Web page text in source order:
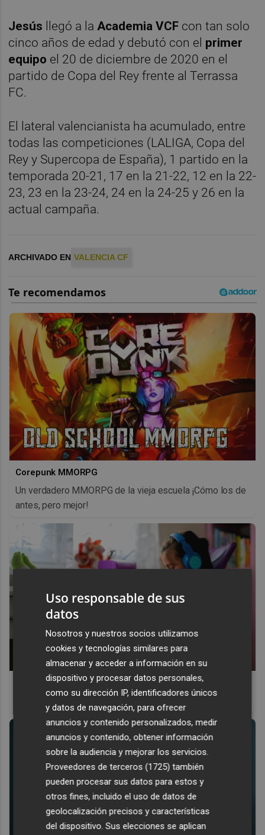
Jesús llegó a la Academia VCF con tan solo
cinco años de edad y debutó con el primer
equipo el 20 de diciembre de 2020 en el
partido de Copa del Rey frente al Terrassa
FC.
El lateral valencianista ha acumulado, entre
todas las competiciones (LALIGA, Copa del
Rey y Supercopa de España), 1 partido en la
temporada 20-21, 17 en la 21-22, 12 en la 22-
23, 23 en la 23-24, 24 en la 24-25 y 26 en la
actual campaña.
ARCHIVADO EN VALENCIA CF
Corepunk MMORPG
Un verdadero MMORPG de la vieja escuela ¡Cómo los de
antes, pero mejor!
Tu memoria y la música
Esa canción antigua que no olvidas tiene una explicación
Uso responsable de sus
datos
Nosotros y nuestros socios utilizamos
cookies y tecnologías similares para
almacenar y acceder a información en su
dispositivo y procesar datos personales,
como su dirección IP, identificadores únicos
y datos de navegación, para ofrecer
anuncios y contenido personalizados, medir
anuncios y contenido, obtener información
sobre la audiencia y mejorar los servicios.
Proveedores de terceros (1725) también
pueden procesar sus datos para estos y
otros fines, incluido el uso de datos de
geolocalización precisos y características
del dispositivo. Sus elecciones se aplican